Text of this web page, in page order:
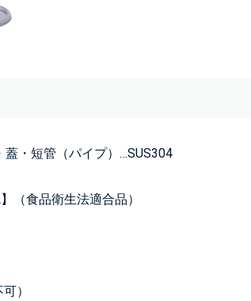
・短管（パイプ）…SUS304
（食品衛生法適合品）
）